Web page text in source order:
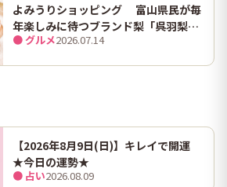
よみうりショッピング 富山県民が毎
年楽しみに待つブランド梨「呉羽梨
（幸水）」限定100箱を特別販売！
● グルメ2026.07.14
【2026年8月9日(日)】キレイで開運
★今日の運勢★
● 占い2026.08.09